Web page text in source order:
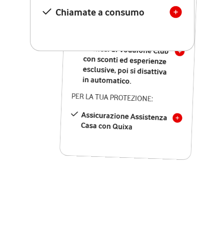
Chiamate a consumo
nazionali
12 mesi di Vodafone Club
con sconti ed esperienze
esclusive, poi si disattiva
in automatico.
PER LA TUA PROTEZIONE:
Assicurazione Assistenza
Casa con Quixa